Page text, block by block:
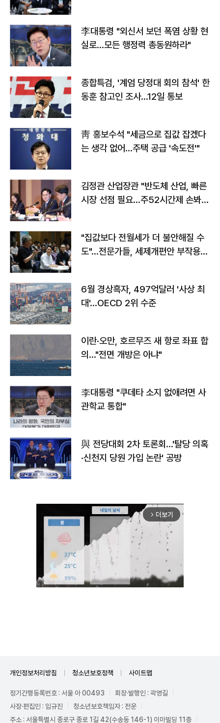
李대통령 "외신서 보던 폭염 상황 현
실로…모든 행정력 총동원하라"
종합특검, '계엄 당정대 회의 참석' 한
동훈 참고인 조사...12일 통보
靑 홍보수석 "세금으로 집값 잡겠다
는 생각 없어…주택 공급 '속도전'"
김정관 산업장관 "반도체 산업, 빠른
시장 선점 필요…주52시간제 손봐
"집값보다 전월세가 더 불안해질 수
도"…전문가들, 세제개편안 부작용
6월 경상흑자, 497억달러 '사상 최
대'…OECD 2위 수준
이란·오만, 호르무즈 새 항로 좌표 합
의…"전면 개방은 아냐"
李대통령 "쿠데타 소지 없애려면 사
관학교 통합"
與 전당대회 2차 토론회…'탈당 의혹
·신천지 당원 가입 논란' 공방
arrow_forward_ios 더보기
개인정보처리방침 청소년보호정책 사이트맵
정기간행등록번호 : 서울 아 00493
회장·발행인 : 곽영길
사장·편집인 : 임규진
청소년보호책임자 : 전운
주소 : 서울특별시 종로구 종로 1길 42(수송동 146-1) 이마빌딩 11층